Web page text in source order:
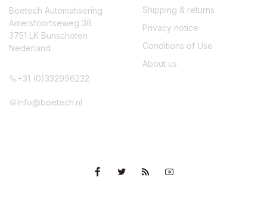
Boetech Automatisering
Amersfoortseweg 36
3751 LK Bunschoten
Nederland
+31 (0)332996232
Info@boetech.nl
Shipping & returns
Privacy notice
Conditions of Use
About us